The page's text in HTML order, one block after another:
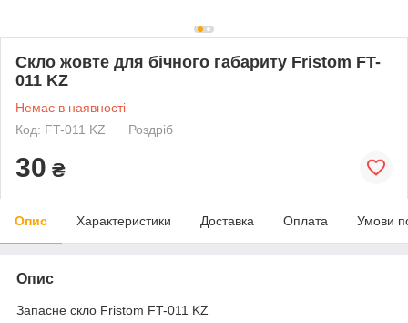
Скло жовте для бічного габариту Fristom FT-
011 KZ
Немає в наявності
Код: FT-011 KZ
Роздріб
30 ₴
Опис Характеристики Доставка Оплата Умови
Опис
Запасне скло Fristom FT-011 KZ